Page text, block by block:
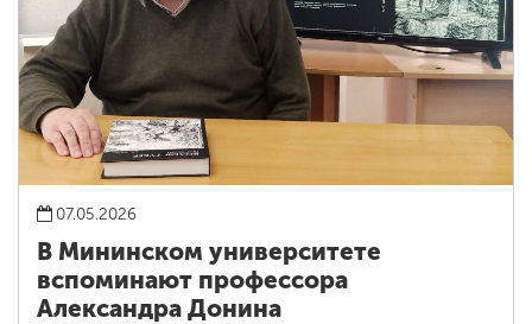
07.05.2026
В Мининском университете
вспоминают профессора
Александра Донина